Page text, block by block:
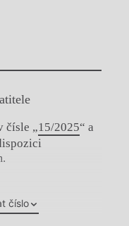
čísle „15/2025“ a
číslo